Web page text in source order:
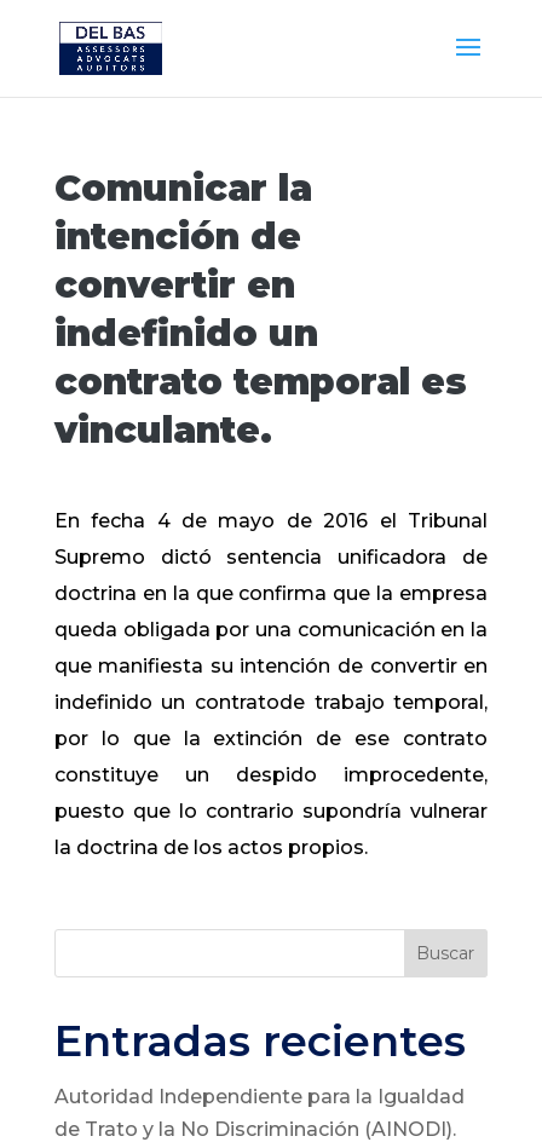
Comunicar la
intención de
convertir en
indefinido un
contrato temporal es
vinculante.
En fecha 4 de mayo de 2016 el Tribunal
Supremo dictó sentencia unificadora de
doctrina en la que confirma que la empresa
queda obligada por una comunicación en la
que manifiesta su intención de convertir en
indefinido un contratode trabajo temporal​,
por lo que la extinción de ese contrato
constituye un despido improcedente,
puesto que lo contrario supondría vulnerar
la doctrina de los actos propios.
Buscar
Entradas recientes
Autoridad Independiente para la Igualdad
de Trato y la No Discriminación (AINODI).